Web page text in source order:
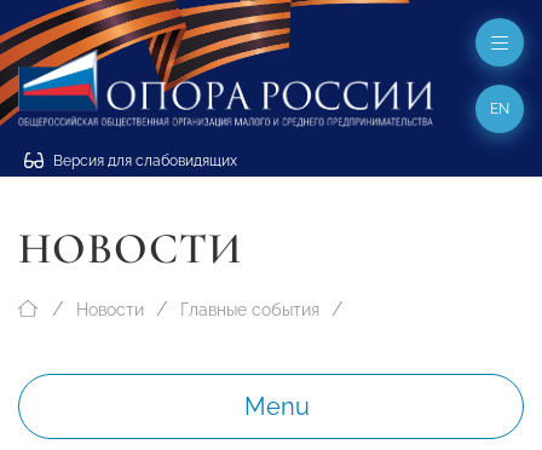
Версия для слабовидящих
EN
НОВОСТИ
Новости Главные события
Menu